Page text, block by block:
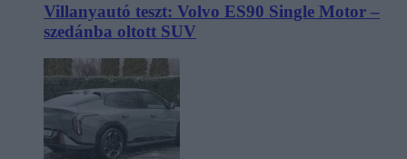
Villanyautó teszt: Volvo ES90 Single Motor –
szedánba oltott SUV